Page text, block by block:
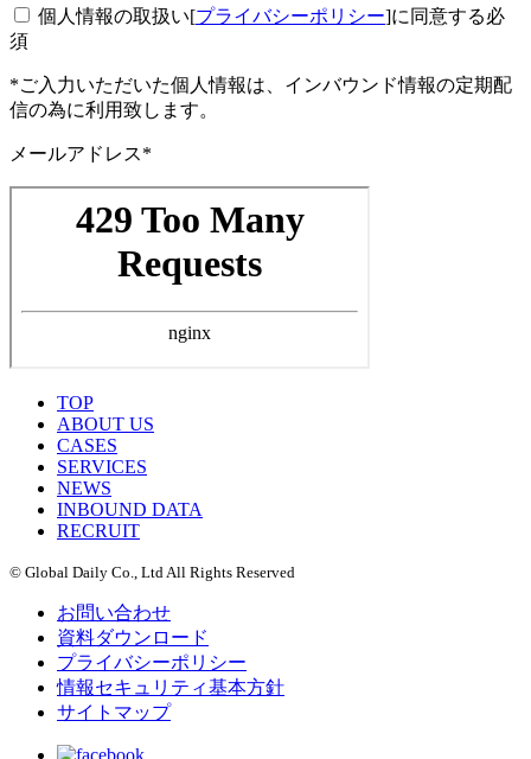
個人情報の取扱い[プライバシーポリシー]に同意する必
須
*ご入力いただいた個人情報は、インバウンド情報の定期配
信の為に利用致します。
メールアドレス*
TOP
ABOUT US
CASES
SERVICES
NEWS
INBOUND DATA
RECRUIT
© Global Daily Co., Ltd All Rights Reserved
お問い合わせ
資料ダウンロード
プライバシーポリシー
情報セキュリティ基本方針
サイトマップ